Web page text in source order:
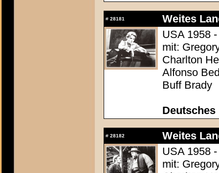
# 28181
Weites
USA 1958
mit:
Charlton
Alfonso
Buff Brady
# 28182
Weites
USA 1958
mit: